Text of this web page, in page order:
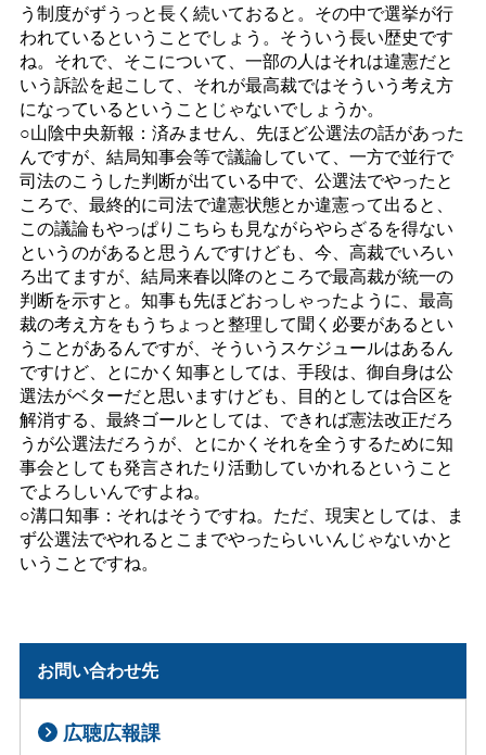
う制度がずうっと長く続いておると。その中で選挙が行
われているということでしょう。そういう長い歴史です
ね。それで、そこについて、一部の人はそれは違憲だと
いう訴訟を起こして、それが最高裁ではそういう考え方
になっているということじゃないでしょうか。
○山陰中央新報：済みません、先ほど公選法の話があった
んですが、結局知事会等で議論していて、一方で並行で
司法のこうした判断が出ている中で、公選法でやったと
ころで、最終的に司法で違憲状態とか違憲って出ると、
この議論もやっぱりこちらも見ながらやらざるを得ない
というのがあると思うんですけども、今、高裁でいろい
ろ出てますが、結局来春以降のところで最高裁が統一の
判断を示すと。知事も先ほどおっしゃったように、最高
裁の考え方をもうちょっと整理して聞く必要があるとい
うことがあるんですが、そういうスケジュールはあるん
ですけど、とにかく知事としては、手段は、御自身は公
選法がベターだと思いますけども、目的としては合区を
解消する、最終ゴールとしては、できれば憲法改正だろ
うが公選法だろうが、とにかくそれを全うするために知
事会としても発言されたり活動していかれるということ
でよろしいんですよね。
○溝口知事：それはそうですね。ただ、現実としては、ま
ず公選法でやれるとこまでやったらいいんじゃないかと
いうことですね。
お問い合わせ先
広聴広報課